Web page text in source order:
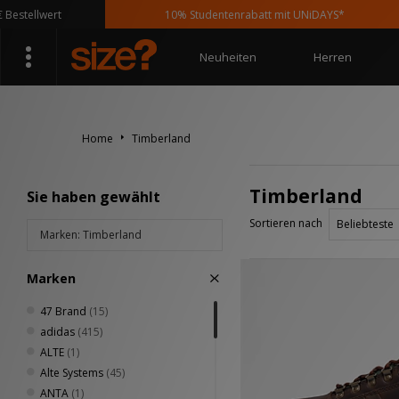
10% Studentenrabatt mit UNiDAYS*
Neuheiten Herren
Home Timberland
Sie haben gewählt
Marken: Timberland
Marken
47 Brand (15)
adidas (415)
ALTE (1)
Alte Systems (45)
ANTA (1)
Timberland
Sortieren nach